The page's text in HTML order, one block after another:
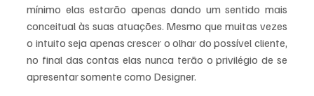
mínimo elas estarão apenas dando um sentido mais
conceitual às suas atuações. Mesmo que muitas vezes
o intuito seja apenas crescer o olhar do possível cliente,
no final das contas elas nunca terão o privilégio de se
apresentar somente como Designer.